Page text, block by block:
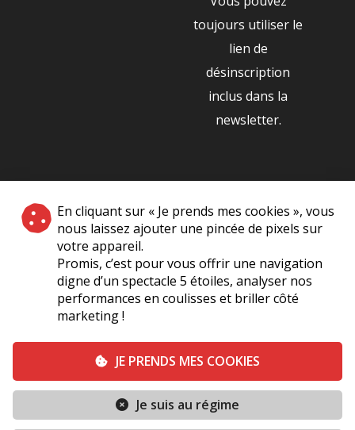
En cliquant sur « Je prends mes cookies », vous
nous laissez ajouter une pincée de pixels sur
votre appareil.
Promis, c’est pour vous offrir une navigation
digne d’un spectacle 5 étoiles, analyser nos
performances en coulisses et briller côté
marketing !
JE PRENDS MES COOKIES
Je suis au régime
toujours utiliser le
lien de
désinscription
inclus dans la
newsletter.
NOS PARTENAIRES
|
Plan du site A Propos de Nous
Mentions légales Vie Privée
Conditions générales de vente